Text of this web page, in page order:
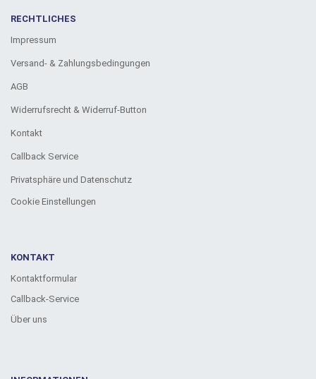
RECHTLICHES
Impressum
Versand- & Zahlungsbedingungen
AGB
Widerrufsrecht & Widerruf-Button
Kontakt
Callback Service
Privatsphäre und Datenschutz
Cookie Einstellungen
KONTAKT
Kontaktformular
Callback-Service
Über uns